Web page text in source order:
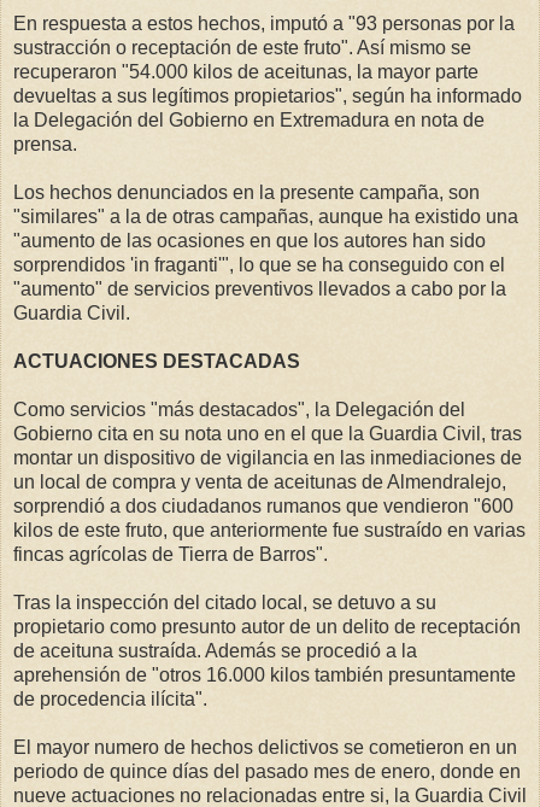
En respuesta a estos hechos, imputó a "93 personas por la
sustracción o receptación de este fruto". Así mismo se
recuperaron "54.000 kilos de aceitunas, la mayor parte
devueltas a sus legítimos propietarios", según ha informado
la Delegación del Gobierno en Extremadura en nota de
prensa.
Los hechos denunciados en la presente campaña, son
"similares" a la de otras campañas, aunque ha existido una
"aumento de las ocasiones en que los autores han sido
sorprendidos 'in fraganti'", lo que se ha conseguido con el
"aumento" de servicios preventivos llevados a cabo por la
Guardia Civil.
ACTUACIONES DESTACADAS
Como servicios "más destacados", la Delegación del
Gobierno cita en su nota uno en el que la Guardia Civil, tras
montar un dispositivo de vigilancia en las inmediaciones de
un local de compra y venta de aceitunas de Almendralejo,
sorprendió a dos ciudadanos rumanos que vendieron "600
kilos de este fruto, que anteriormente fue sustraído en varias
fincas agrícolas de Tierra de Barros".
Tras la inspección del citado local, se detuvo a su
propietario como presunto autor de un delito de receptación
de aceituna sustraída. Además se procedió a la
aprehensión de "otros 16.000 kilos también presuntamente
de procedencia ilícita".
El mayor numero de hechos delictivos se cometieron en un
periodo de quince días del pasado mes de enero, donde en
nueve actuaciones no relacionadas entre si, la Guardia Civil